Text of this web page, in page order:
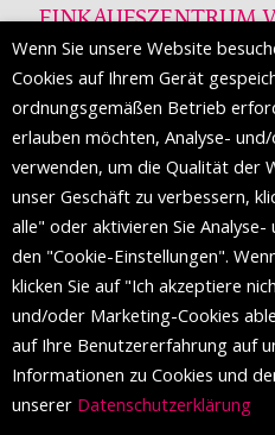
EINKAUFSZENTRUM
Die Mall of Split
ist ein
etwa 200 Einzelhandelsmarken
Weltmodemarken, die zum
FOLGEN SIE UNS
Wenn Sie unsere Website
Cookies auf Ihrem Gerät
ordnungsgemäßen Betrieb
erlauben möchten, Analyse-
verwenden, um die Qualität der
unser Geschäft zu verbessern,
alle" oder aktivieren Sie
den "Cookie-Einstellungen".
klicken Sie auf "Ich akzeptiere
und/oder Marketing-Cookies
auf Ihre Benutzererfahrung auf
Informationen zu Cookies und
unserer Datenschutzerklärung